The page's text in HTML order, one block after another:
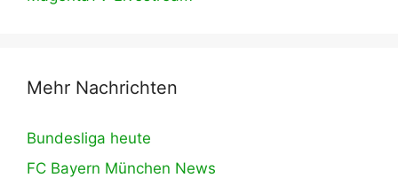
Mehr Nachrichten
Bundesliga heute
FC Bayern München News